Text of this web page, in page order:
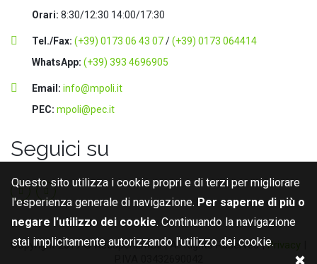
Orari: 8:30/12:30 14:00/17:30
Tel./Fax: (+39) 0173 06 43 07/(+39) 0173 064414
WhatsApp: (+39) 393 4696905
Email: info@mpoli.it
PEC: mpoli@pec.it
Seguici su
Copyright 2019 © RecuperiamOli | All Rights Reserved |Privacy
Questo sito utilizza i cookie propri e di terzi per migliorare
l'esperienza generale di navigazione. Per saperne di più o
negare l'utilizzo dei cookie. Continuando la navigazione
stai implicitamente autorizzando l'utilizzo dei cookie.